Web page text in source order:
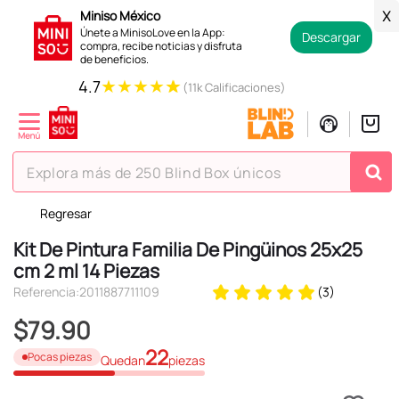
Miniso México
Únete a MinisoLove en la App:
compra, recibe noticias y disfruta
de beneficios.
Descargar
X
4.7★★★★★ (11k Calificaciones)
Explora más de 250 Blind Box únicos
Regresar
Kit De Pintura Familia De Pingüinos 25x25
cm 2 ml 14 Piezas
Referencia:2011887711109 (3)
$79.90
Pocas piezas Quedan22piezas
TÉRMINOS MÁS BUSCADOS
1.
hello kitty
2 .
spiderman
4.
osito cariñosito
5.
blind box